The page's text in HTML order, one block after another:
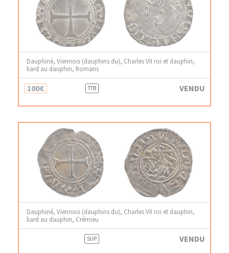
Dauphiné, Viennois (dauphins du), Charles VII roi et dauphin,
liard au dauphin, Romans
100€ TTB VENDU
Dauphiné, Viennois (dauphins du), Charles VII roi et dauphin,
liard au dauphin, Crémieu
SUP VENDU